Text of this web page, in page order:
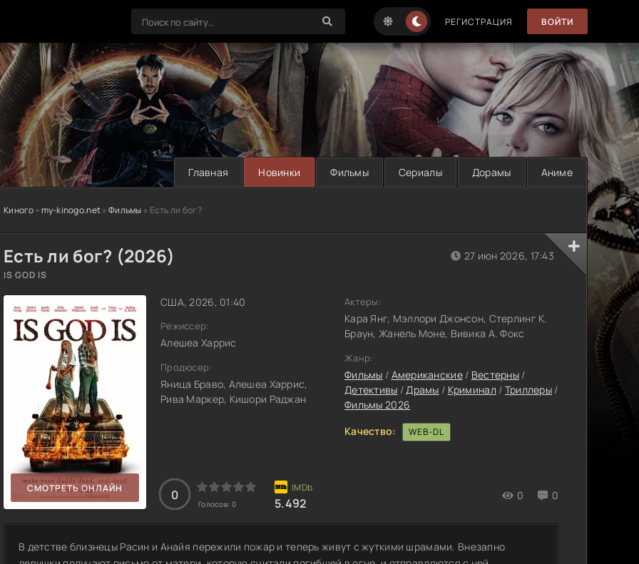
РЕГИСТРАЦИЯ ВОЙТИ
Главная Новинки Фильмы Сериалы Дорамы Аниме
Киного - my-kinogo.net»Фильмы » Есть ли бог?
Есть ли бог? (2026)
IS GOD IS
СМОТРЕТЬ ОНЛАЙН
США, 2026, 01:40
Режиссер:
Алешеа Харрис
Продюсер:
Яница Браво, Алешеа Харрис,
Рива Маркер, Кишори Раджан
0
Голосов: 0 5.492
0 0
27 июн 2026, 17:43
Актеры:
Кара Янг, Мэллори Джонсон, Стерлинг К.
Браун, Жанель Моне, Вивика А. Фокс
Жанр:
Фильмы / Американские/ Вестерны /
Детективы /Драмы / Криминал / Триллеры/
Фильмы 2026
Качество:
WEB-DL
В детстве близнецы Расин и Анайя пережили пожар и теперь живут с жуткими шрамами. Внезапно